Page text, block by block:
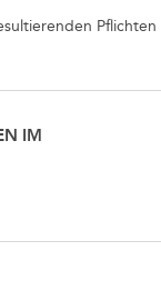
Pflichten
IM